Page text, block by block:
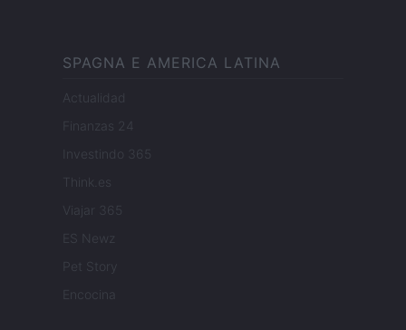
SPAGNA E AMERICA LATINA
Actualidad
Finanzas 24
Investindo 365
Think.es
Viajar 365
ES Newz
Pet Story
Encocina